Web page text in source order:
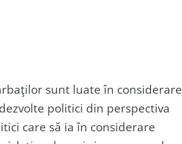
sunt luate în considerare
politici din perspectiva
care să ia în considerare